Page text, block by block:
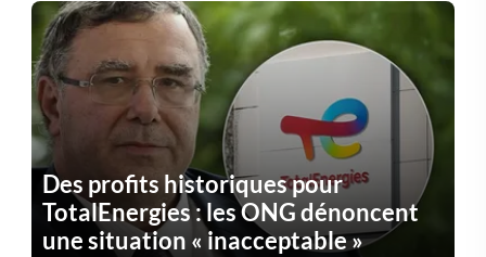
Des profits historiques pour
TotalEnergies : les ONG dénoncent
une situation « inacceptable »